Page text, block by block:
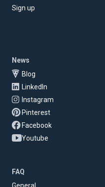
Sign up
News
Blog
LinkedIn
Instagram
Pinterest
Facebook
Youtube
FAQ
General